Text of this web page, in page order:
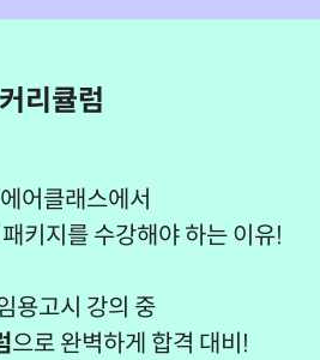
커리큘럼
어클래스에서
키지를 수강해야 하는 이유!
용고시 강의 중
으로 완벽하게 합격 대비!